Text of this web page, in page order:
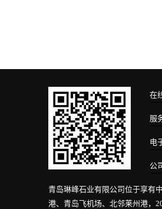
在
服
电
公
青岛琳峰石业有限公司位于享有
港、青岛飞机场、北邻莱州港，